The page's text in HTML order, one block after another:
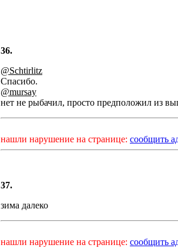
36.
@Schtirlitz
Спасибо.
@mursay
нет не рыбачил, просто предположил из
нашли нарушение на странице: сообщить
37.
зима далеко
нашли нарушение на странице: сообщить